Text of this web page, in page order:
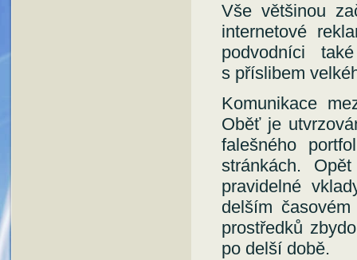
Vše většinou
internetové
podvodníci
s příslibem
Komunikace
Oběť je
falešného
stránkách.
pravidelné
delším
prostředků
po delší době.